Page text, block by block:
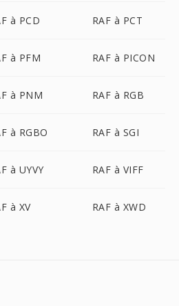
à PCD RAF à PCT
à PFM RAF à PICON
à PNM RAF à RGB
à RGBO RAF à SGI
à UYVY RAF à VIFF
à XV RAF à XWD